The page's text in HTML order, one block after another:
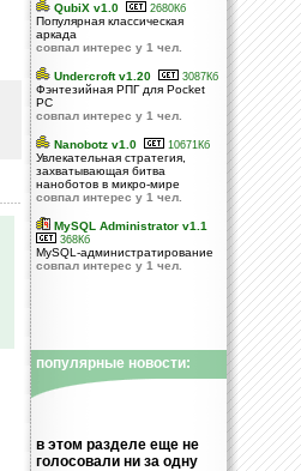
QubiX v1.0 2680Кб
Популярная классическая
аркада
совпал интерес у 1 чел.
Undercroft v1.20 3087Кб
Фэнтезийная РПГ для Pocket
PC
совпал интерес у 1 чел.
Nanobotz v1.0 10671Кб
Увлекательная стратегия,
захватывающая битва
наноботов в микро-мире
совпал интерес у 1 чел.
MySQL Administrator v1.1
368Кб
MySQL-администратирование
совпал интерес у 1 чел.
популярные новости:
в этом разделе еще не
голосовали ни за одну